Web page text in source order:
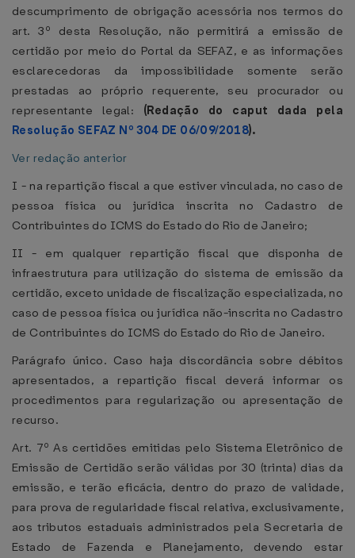
descumprimento de obrigação acessória nos termos do
art. 3º desta Resolução, não permitirá a emissão de
certidão por meio do Portal da SEFAZ, e as informações
esclarecedoras da impossibilidade somente serão
prestadas ao próprio requerente, seu procurador ou
representante legal: (Redação do caput dada pela
Resolução SEFAZ Nº 304 DE 06/09/2018).
Ver redação anterior
I - na repartição fiscal a que estiver vinculada, no caso de
pessoa física ou jurídica inscrita no Cadastro de
Contribuintes do ICMS do Estado do Rio de Janeiro;
II - em qualquer repartição fiscal que disponha de
infraestrutura para utilização do sistema de emissão da
certidão, exceto unidade de fiscalização especializada, no
caso de pessoa física ou jurídica não-inscrita no Cadastro
de Contribuintes do ICMS do Estado do Rio de Janeiro.
Parágrafo único. Caso haja discordância sobre débitos
apresentados, a repartição fiscal deverá informar os
procedimentos para regularização ou apresentação de
recurso.
Art. 7º As certidões emitidas pelo Sistema Eletrônico de
Emissão de Certidão serão válidas por 30 (trinta) dias da
emissão, e terão eficácia, dentro do prazo de validade,
para prova de regularidade fiscal relativa, exclusivamente,
aos tributos estaduais administrados pela Secretaria de
Estado de Fazenda e Planejamento, devendo estar